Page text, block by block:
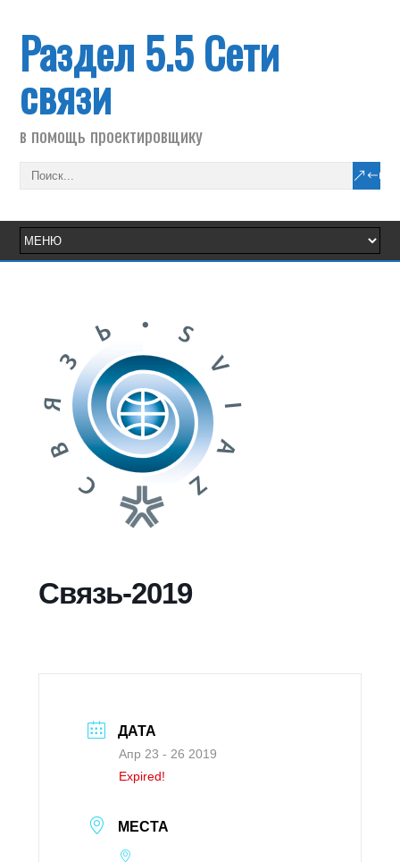
Раздел 5.5 Сети
связи
в помощь проектировщику
Связь-2019
ДАТА
Апр 23 - 26 2019
Expired!
МЕСТА